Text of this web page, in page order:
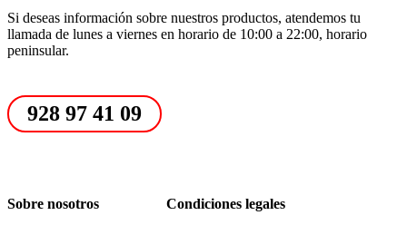
Si deseas información sobre nuestros productos, atendemos tu
llamada de lunes a viernes en horario de 10:00 a 22:00, horario
peninsular.
928 97 41 09
Sobre nosotros
Condiciones legales